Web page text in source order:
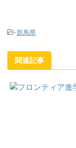
-群馬県
関連記事